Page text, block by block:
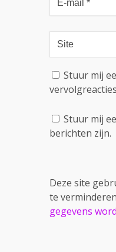
Stuur mij
Stuur mij
berichten zijn.
Deze site
te
gegevens